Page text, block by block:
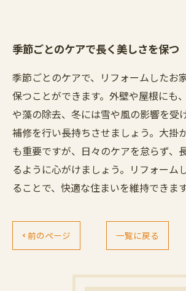
季節ごとのケアで長く美しさを保つ
季節ごとのケアで、リフォームしたお
保つことができます。外壁や屋根にも
や藻の除去、冬には雪や風の影響を受
補修を行い長持ちさせましょう。大掛
も重要ですが、日々のケアを怠らず、
るように心がけましょう。リフォーム
ることで、快適な住まいを維持できます
< 前のページ 一覧に戻る